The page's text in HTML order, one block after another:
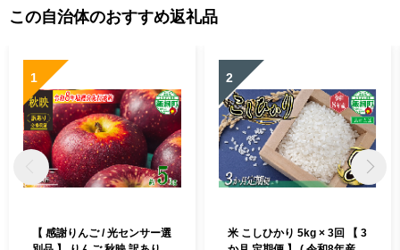
この自治体のおすすめ返礼品
1
【 感謝りんご / 光センサー選
2
米 こしひかり 5kg × 3回 【 3